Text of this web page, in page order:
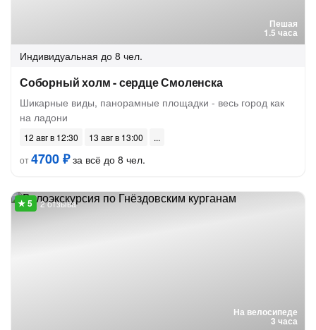
Пешая
1.5 часа
Индивидуальная до 8 чел.
Соборный холм - сердце Смоленска
Шикарные виды, панорамные площадки - весь город как
на ладони
12 авг в 12:30
13 авг в 13:00
от4700 ₽за всё до 8 чел.
На велосипеде
3 часа
2 отзыва